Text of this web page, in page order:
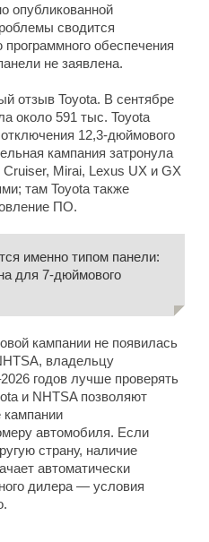
опубликованной
сводится
обеспечения
не заявлена.
отзыв Toyota. В сентябре
около 591 тыс. Toyota
12,3-дюймового
кампания затронула
Mirai, Lexus UX и GX
там Toyota также
ПО.
именно типом панели:
для 7-дюймового
кампании не появилась
владельцу
годов лучше проверять
и NHTSA позволяют
кампании
автомобиля. Если
страну, наличие
автоматически
дилера — условия